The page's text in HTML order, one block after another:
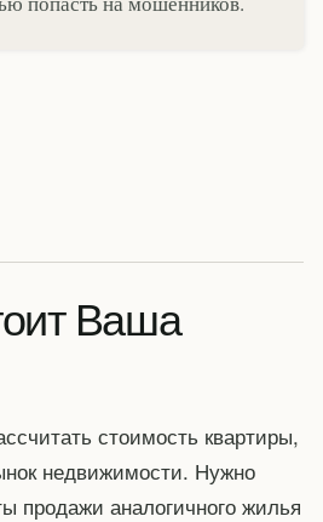
Ваша
стоимость квартиры,
недвижимости. Нужно
продажи аналогичного жилья